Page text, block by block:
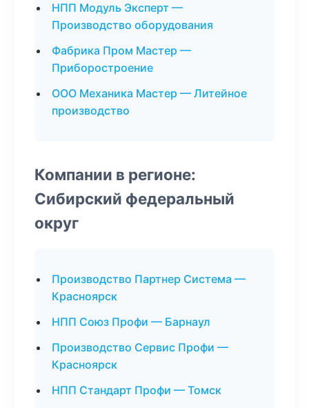
НПП Модуль Эксперт —
Производство оборудования
Фабрика Пром Мастер —
Приборостроение
ООО Механика Мастер — Литейное
производство
Компании в регионе:
Сибирский федеральный
округ
Производство Партнер Система —
Красноярск
НПП Союз Профи — Барнаул
Производство Сервис Профи —
Красноярск
НПП Стандарт Профи — Томск